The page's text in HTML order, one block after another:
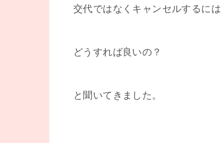
交代ではなくキャンセルするには
どうすれば良いの？
と聞いてきました。